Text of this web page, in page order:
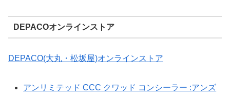
DEPACOオンラインストア
DEPACO(大丸・松坂屋)オンラインストア
アンリミテッド CCC クワッド コンシーラー :アンズ